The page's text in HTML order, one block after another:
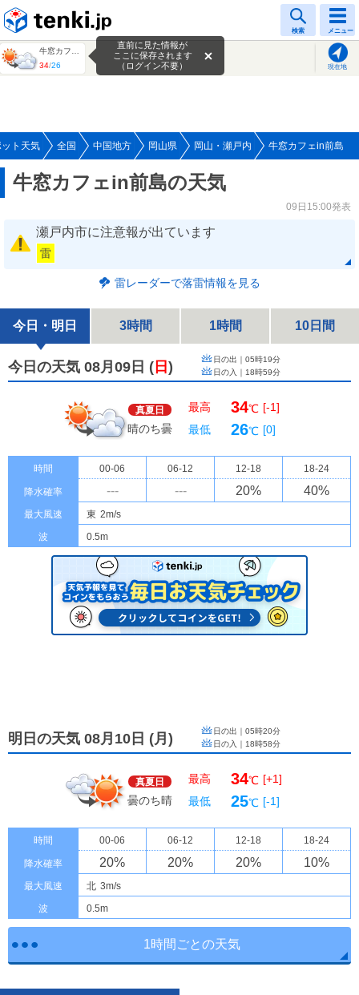
検索 メニュー
34/26 現在地
直前に見た情報が
ここに保存されます
（ログイン不要）
ト天気 全国 中国地方 岡山県 岡山・瀬戸内 牛窓カフェin前島
牛窓カフェin前島の天気
09日15:00発表
瀬戸内市に注意報が出ています
雷
雷レーダーで落雷情報を見る
今日・明日 3時間 1時間 10日間
今日の天気 08月09日 ( 日 ) 日の出｜ 05時19分
日の入｜ 18時59分
真夏日
晴のち曇
最高 34℃ [-1]
最低
26℃ [0]
時間 00-06 06-12 12-18 18-24
降水確率 --- --- 20% 40%
最大風速 東 2m/s
波
0.5m
明日の天気 08月10日 (月 ) 日の出｜ 05時20分
日の入｜ 18時58分
真夏日
曇のち晴
最高 34℃ [+1]
最低
25℃ [-1]
時間 00-06 06-12 12-18 18-24
降水確率 20% 20% 20% 10%
最大風速 北 3m/s
波
0.5m
1時間ごとの天気